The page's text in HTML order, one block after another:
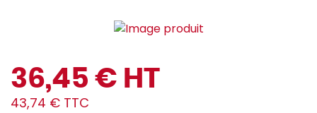
36,45 € HT
43,74 € TTC